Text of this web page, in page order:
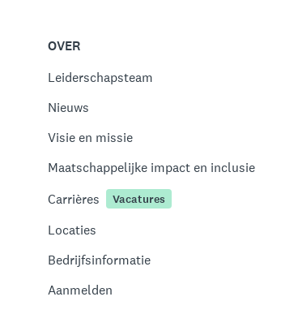
OVER
Leiderschapsteam
Nieuws
Visie en missie
Maatschappelijke impact en inclusie
Carrières
Vacatures
Locaties
Bedrijfsinformatie
Aanmelden